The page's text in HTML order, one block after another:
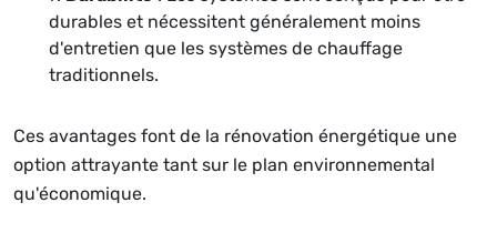
durables et nécessitent généralement moins
d'entretien que les systèmes de chauffage
traditionnels.
Ces avantages font de la rénovation énergétique une
option attrayante tant sur le plan environnemental
qu'économique.